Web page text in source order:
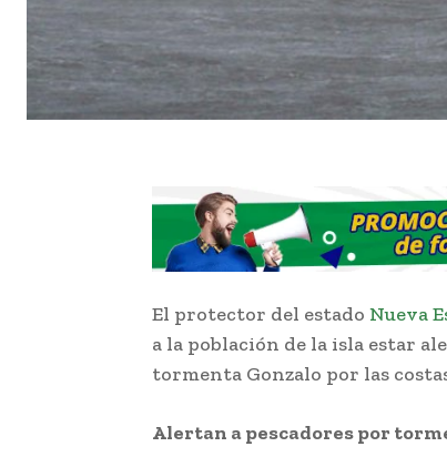
El protector del estado Nueva
a la población de la isla estar
tormenta Gonzalo por las
Alertan a pescadores por